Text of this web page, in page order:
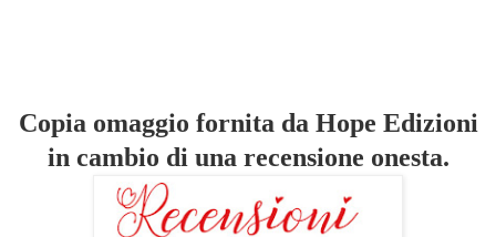
Copia omaggio fornita da Hope Edizioni
in cambio di una recensione onesta.